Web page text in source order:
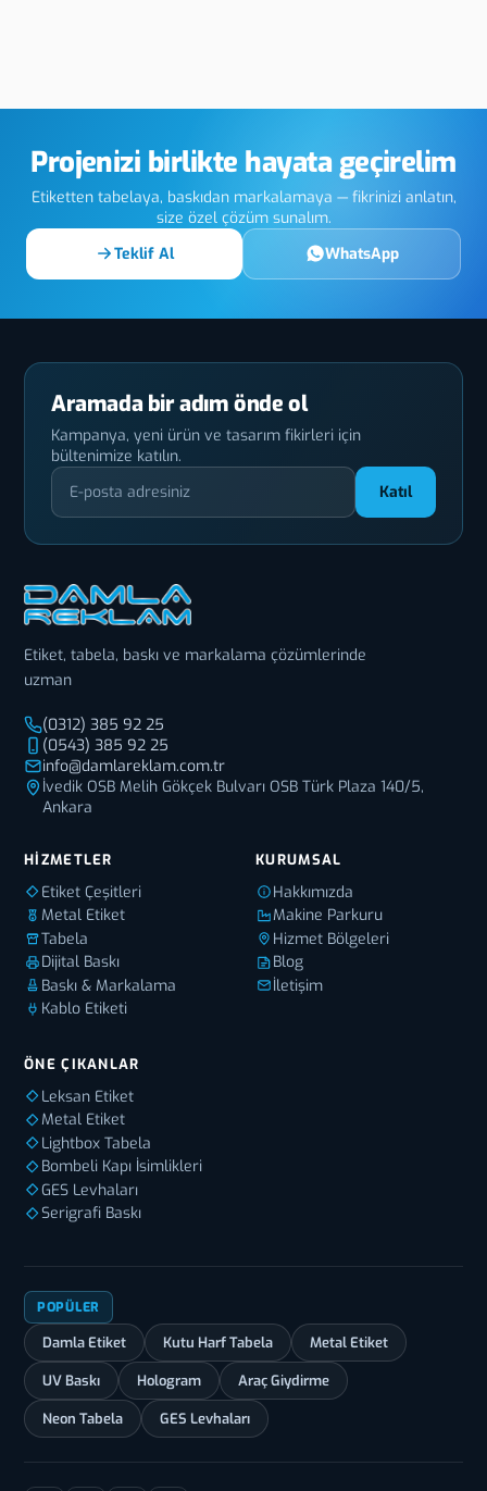
Projenizi birlikte hayata geçirelim
Etiketten tabelaya, baskıdan markalamaya — fikrinizi anlatın,
size özel çözüm sunalım.
Teklif Al
WhatsApp
Aramada bir adım önde ol
Kampanya, yeni ürün ve tasarım fikirleri için
bültenimize katılın.
Katıl
Etiket, tabela, baskı ve markalama çözümlerinde
uzman
(0312) 385 92 25
(0543) 385 92 25
info@damlareklam.com.tr
İvedik OSB Melih Gökçek Bulvarı OSB Türk Plaza 140/5,
Ankara
HIZMETLER
Etiket Çeşitleri
Metal Etiket
Tabela
Dijital Baskı
Baskı & Markalama
Kablo Etiketi
KURUMSAL
Hakkımızda
Makine Parkuru
Hizmet Bölgeleri
Blog
İletişim
ÖNE ÇIKANLAR
Leksan Etiket
Metal Etiket
Lightbox Tabela
Bombeli Kapı İsimlikleri
GES Levhaları
Serigrafi Baskı
POPÜLER
Damla Etiket Kutu Harf Tabela Metal Etiket
UV Baskı Hologram Araç Giydirme
Neon Tabela GES Levhaları